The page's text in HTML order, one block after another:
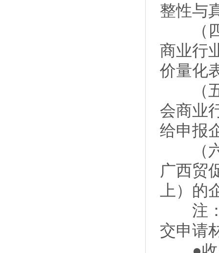
整性与
（四
商业行
价量化
（五
会商业
给申报
（六
广西贸
上）的
注：
交申请